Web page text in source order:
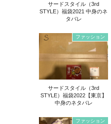
サードスタイル（3rd
STYLE）福袋2021 中身のネ
タバレ
ファッション
サードスタイル（3rd
STYLE）福袋2022【東京】
中身のネタバレ
ファッション